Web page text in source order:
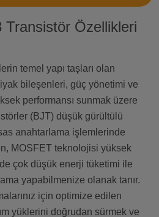
Transistör Özellikleri
temel yapı taşları olan
bileşenleri, güç yönetimi ve
performansı sunmak üzere
(BJT) düşük gürültülü
anahtarlama işlemlerinde
MOSFET teknolojisi yüksek
çok düşük enerji tüketimi ile
yapabilmenize olanak tanır.
için optimize edilen
yüklerini doğrudan sürmek ve